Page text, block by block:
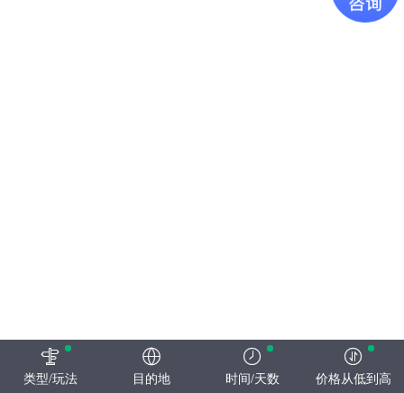
类型/玩法 目的地 时间/天数 价格从低到高